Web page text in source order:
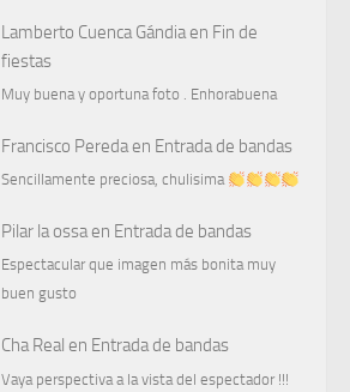
Lamberto Cuenca Gándiaen Fin de
fiestas
Muy buena y oportuna foto . Enhorabuena
Francisco Peredaen Entrada de bandas
Sencillamente preciosa, chulisima
Pilar la ossaen Entrada de bandas
Espectacular que imagen más bonita muy
buen gusto
Cha Real en Entrada de bandas
Vaya perspectiva a la vista del espectador !!!